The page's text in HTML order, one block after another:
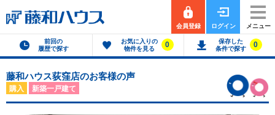
会員登録 ログイン メニュー
前回の
履歴で探す
お気に入りの
物件を見る
0
保存した
条件で探す
0
藤和ハウス荻窪店のお客様の声
購入 新築一戸建て